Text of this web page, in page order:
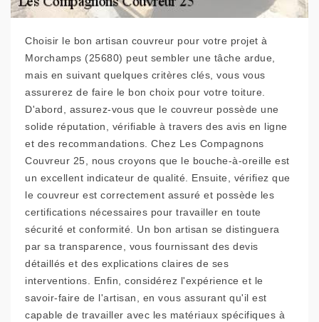
Choisir le bon artisan couvreur pour votre projet à
Morchamps (25680) peut sembler une tâche ardue,
mais en suivant quelques critères clés, vous vous
assurerez de faire le bon choix pour votre toiture.
D'abord, assurez-vous que le couvreur possède une
solide réputation, vérifiable à travers des avis en ligne
et des recommandations. Chez Les Compagnons
Couvreur 25, nous croyons que le bouche-à-oreille est
un excellent indicateur de qualité. Ensuite, vérifiez que
le couvreur est correctement assuré et possède les
certifications nécessaires pour travailler en toute
sécurité et conformité. Un bon artisan se distinguera
par sa transparence, vous fournissant des devis
détaillés et des explications claires de ses
interventions. Enfin, considérez l'expérience et le
savoir-faire de l'artisan, en vous assurant qu'il est
capable de travailler avec les matériaux spécifiques à